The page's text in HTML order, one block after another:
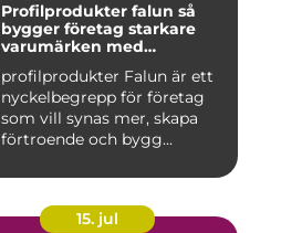
Profilprodukter falun så
bygger företag starkare
varumärken med
profilprodukter Falun är ett
nyckelbegrepp för företag
som vill synas mer, skapa
förtroende och bygg...
15. jul